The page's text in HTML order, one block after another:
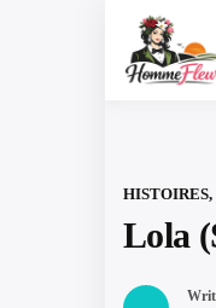
Passer
contenu
Lola